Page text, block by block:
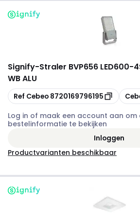
Signify-Straler BVP656 LED600-
WB ALU
Kopiëren
Ref Cebeo 8720169796195
Log in of maak een account aan om
bestelinformatie te bekijken
Inloggen
Productvarianten beschikbaar